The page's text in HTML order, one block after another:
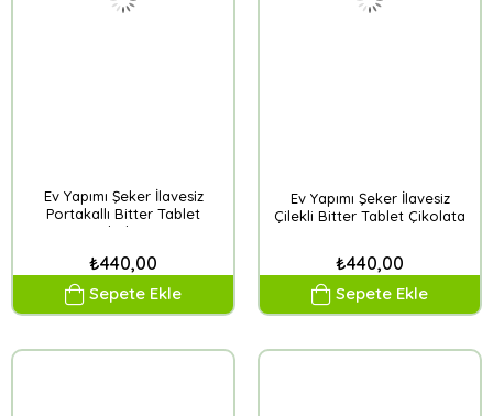
Ev Yapımı Şeker İlavesiz
Portakallı Bitter Tablet
Çikolata
₺440,00
Sepete Ekle
Ev Yapımı Şeker İlavesiz
Çilekli Bitter Tablet Çikolata
₺440,00
Sepete Ekle